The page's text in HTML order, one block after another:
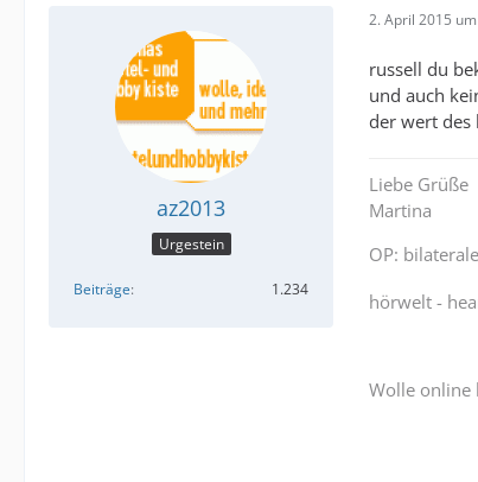
az2013
Urgestein
Beiträge 1.234
2. April 2015
russell du
und auch
der wert
Liebe Grüße
Martina
OP:
hörwelt -
Wolle online